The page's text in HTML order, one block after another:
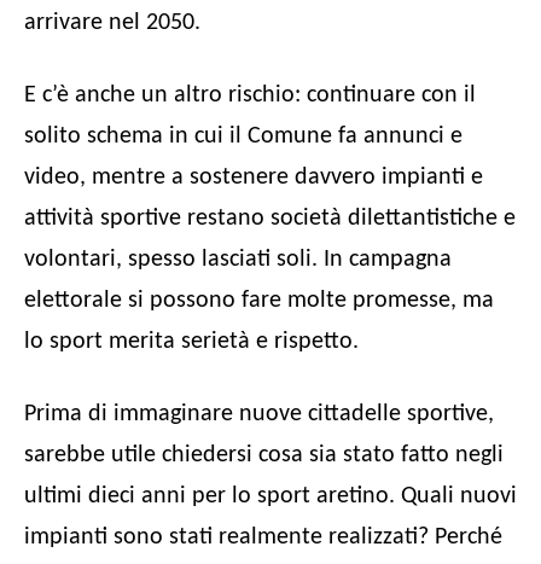
arrivare nel 2050.
E c’è anche un altro rischio: continuare con il
solito schema in cui il Comune fa annunci e
video, mentre a sostenere davvero impianti e
attività sportive restano società dilettantistiche e
volontari, spesso lasciati soli. In campagna
elettorale si possono fare molte promesse, ma
lo sport merita serietà e rispetto.
Prima di immaginare nuove cittadelle sportive,
sarebbe utile chiedersi cosa sia stato fatto negli
ultimi dieci anni per lo sport aretino. Quali nuovi
impianti sono stati realmente realizzati? Perché